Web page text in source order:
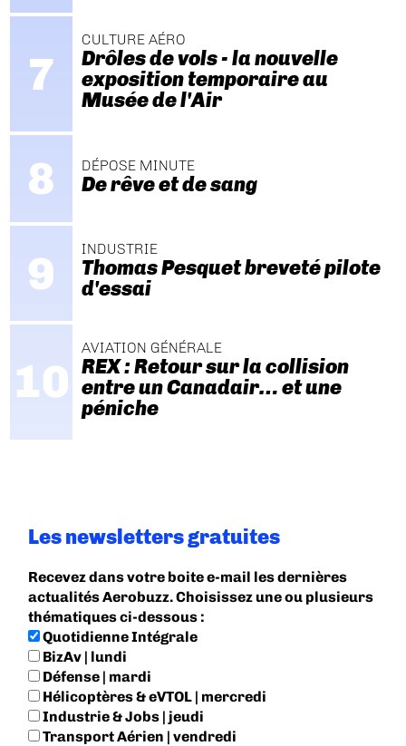
CULTURE AÉRO
Drôles de vols - la nouvelle
exposition temporaire au
Musée de l'Air
DÉPOSE MINUTE
De rêve et de sang
INDUSTRIE
Thomas Pesquet breveté pilote
d'essai
AVIATION GÉNÉRALE
REX : Retour sur la collision
entre un Canadair… et une
péniche
Les newsletters gratuites
Recevez dans votre boite e-mail les dernières
actualités Aerobuzz. Choisissez une ou plusieurs
thématiques ci-dessous :
Quotidienne Intégrale
BizAv | lundi
Défense | mardi
Hélicoptères & eVTOL | mercredi
Industrie & Jobs | jeudi
Transport Aérien | vendredi